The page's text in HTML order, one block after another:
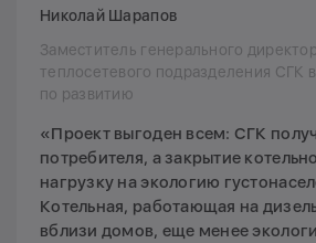
Николай Шарапов
Заместитель генерального
теплосетевого подразделения СГК
по развитию
«Проект выгоден всем: СГК
потребителя, а закрытие
нагрузку на экологию
Котельная, работающая на
вблизи домов, еще менее